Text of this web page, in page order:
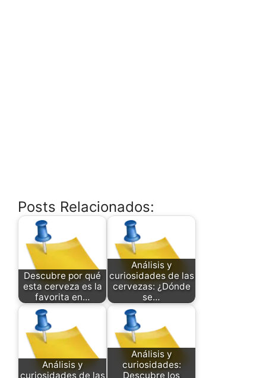
Posts Relacionados:
Descubre por qué
esta cerveza es la
favorita en…
Análisis y
curiosidades de las
cervezas: ¿Dónde
se…
Análisis y
curiosidades de las
Análisis y
curiosidades:
Descubre los